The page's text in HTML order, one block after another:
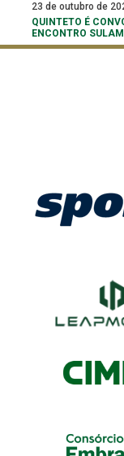
23 de outubro de
QUINTETO É
ENCONTRO